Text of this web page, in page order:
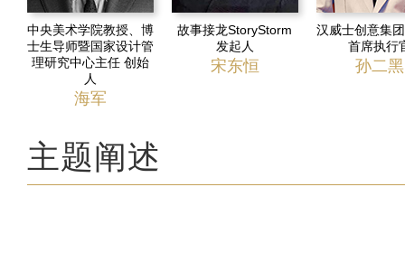
中央美术学院教授、博
士生导师暨国家设计管
理研究中心主任 创始
人
海军
故事接龙StoryStorm
发起人
宋东恒
汉威士创意集
首席执行
孙二黑
主题阐述